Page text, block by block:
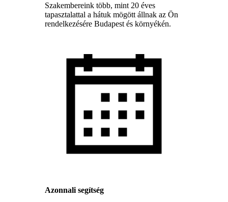
Szakembereink több, mint 20 éves
tapasztalattal a hátuk mögött állnak az Ön
rendelkezésére Budapest és környékén.
Azonnali segítség